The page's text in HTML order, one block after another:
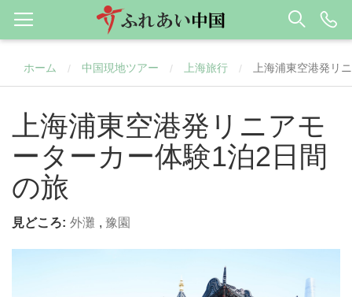
ホーム / 中国現地ツアー / 上海旅行 / 上海浦東空港発リ
上海浦東空港発リニアモ
ーターカー体験1泊2日間
の旅
見どころ: 外灘 , 豫園